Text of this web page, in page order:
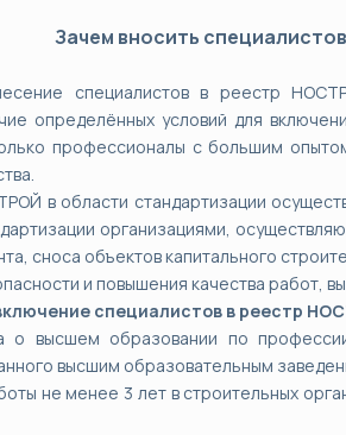
Зачем вносить
специалистов в реестр
определённых условий для
профессионалы с большим
в области стандартизации
организациями,
сноса объектов капитального
и повышения качества работ,
специалистов в реестр
высшем образовании по
высшим образовательным
не менее 3 лет в строительных